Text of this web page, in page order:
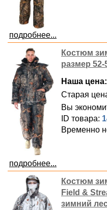
подробнее...
подробнее...
Костюм
размер 52-
Наша цена:
Старая
Вы
ID товара:
Временно
Костюм
Field &
зимний